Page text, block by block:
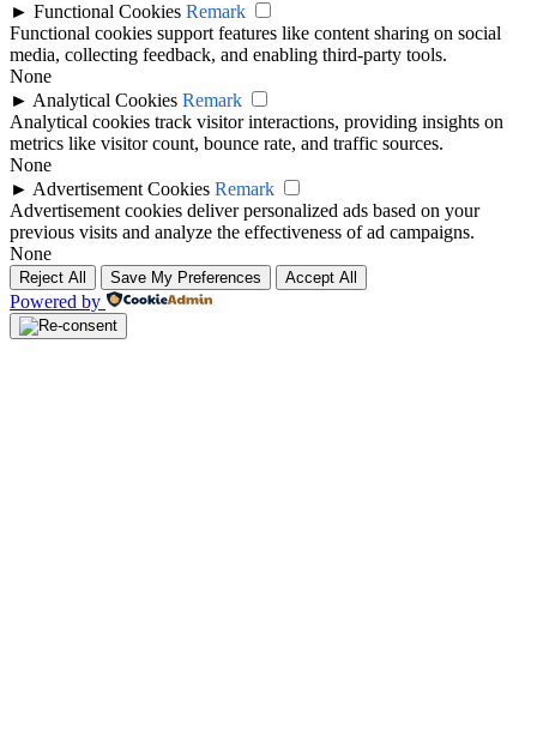
► Functional Cookies Remark
Functional cookies support features like content sharing on social
media, collecting feedback, and enabling third-party tools.
None
► Analytical Cookies Remark
Analytical cookies track visitor interactions, providing insights on
metrics like visitor count, bounce rate, and traffic sources.
None
► Advertisement Cookies Remark
Advertisement cookies deliver personalized ads based on your
previous visits and analyze the effectiveness of ad campaigns.
None
Reject All Save My Preferences Accept All
Powered by